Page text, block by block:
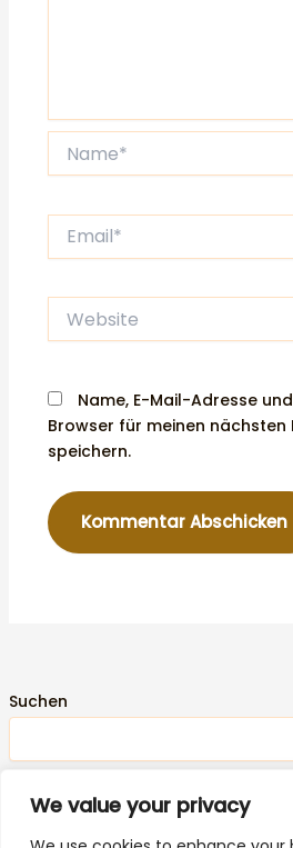
We value your privacy
Suchen
Website
Name, E-Mail-Adresse
Browser für meinen nächsten
speichern.